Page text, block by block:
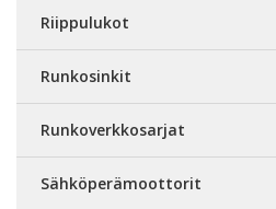
Riippulukot
Runkosinkit
Runkoverkkosarjat
Sähköperämoottorit